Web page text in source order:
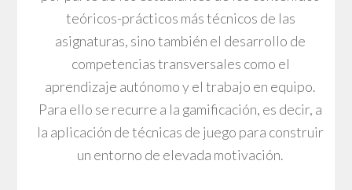
teóricos-prácticos más técnicos de las
asignaturas, sino también el desarrollo de
competencias transversales como el
aprendizaje autónomo y el trabajo en equipo.
Para ello se recurre a la gamificación, es decir, a
la aplicación de técnicas de juego para construir
un entorno de elevada motivación.